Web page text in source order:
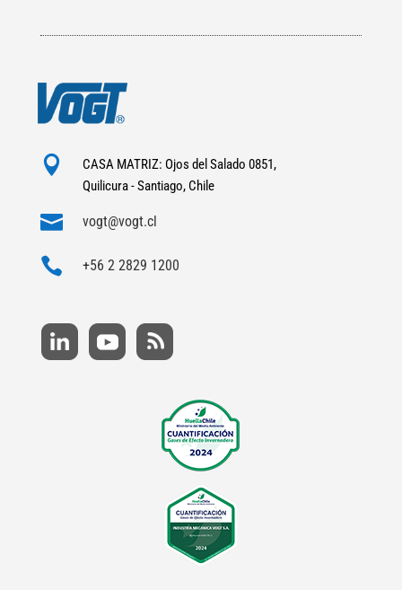

CASA MATRIZ: Ojos del Salado 0851,
Quilicura - Santiago, Chile
 vogt@vogt.cl
 +56 2 2829 1200